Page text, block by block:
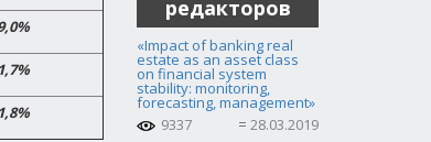
редакторов
«Impact of banking real
estate as an asset class
on financial system
stability: monitoring,
forecasting, management»
9337
28.03.2019